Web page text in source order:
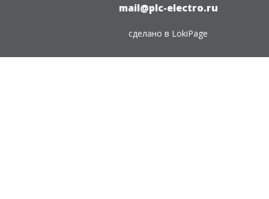
mail@plc-electro.ru
сделано в LokiPage